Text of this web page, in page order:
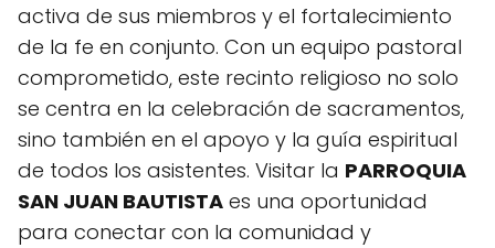
activa de sus miembros y el fortalecimiento
de la fe en conjunto. Con un equipo pastoral
comprometido, este recinto religioso no solo
se centra en la celebración de sacramentos,
sino también en el apoyo y la guía espiritual
de todos los asistentes. Visitar la PARROQUIA
SAN JUAN BAUTISTA es una oportunidad
para conectar con la comunidad y